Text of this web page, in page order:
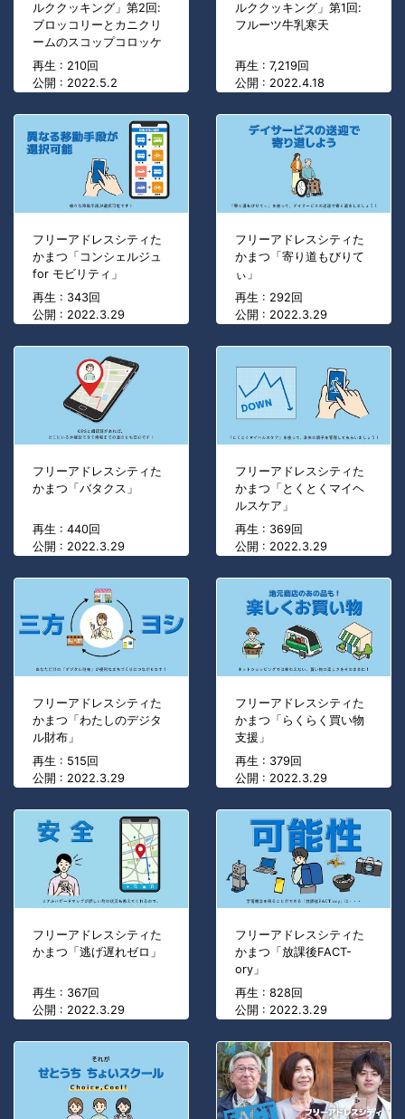
ルククッキング」第2回:
ブロッコリーとカニクリ
ームのスコップコロッケ
再生 : 210回
公開 : 2022.5.2
ルククッキング」第1回:
フルーツ牛乳寒天
再生 : 7,219回
公開 : 2022.4.18
フリーアドレスシティた
かまつ「コンシェルジュ
for モビリティ」
再生 : 343回
公開 : 2022.3.29
フリーアドレスシティた
かまつ「寄り道もびりて
ぃ」
再生 : 292回
公開 : 2022.3.29
フリーアドレスシティた
かまつ「バタクス」
再生 : 440回
公開 : 2022.3.29
フリーアドレスシティた
かまつ「とくとくマイヘ
ルスケア」
再生 : 369回
公開 : 2022.3.29
フリーアドレスシティた
かまつ「わたしのデジタ
ル財布」
再生 : 515回
公開 : 2022.3.29
フリーアドレスシティた
かまつ「らくらく買い物
支援」
再生 : 379回
公開 : 2022.3.29
フリーアドレスシティた
かまつ「逃げ遅れゼロ」
再生 : 367回
公開 : 2022.3.29
フリーアドレスシティた
かまつ「放課後FACT-
ory」
再生 : 828回
公開 : 2022.3.29